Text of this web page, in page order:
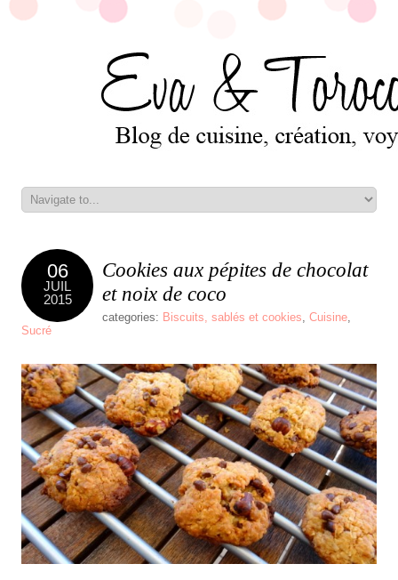
06
JUIL
2015
Cookies aux pépites de chocolat
et noix de coco
categories: Biscuits, sablés et cookies, Cuisine,
Sucré